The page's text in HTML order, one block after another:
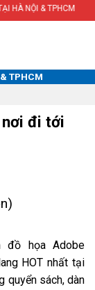
TPHCM
đi tới
đồ họa Adobe
HOT nhất tại
quyển sách, dàn